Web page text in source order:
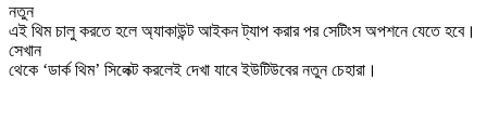
নতুন
এই থিম চালু করতে হলে অ্যাকাউন্ট আইকন ট্যাপ করার পর সেটিংস অপশনে যেতে হবে।
সেখান
থেকে ‘ডার্ক থিম’ সিলেক্ট করলেই দেখা যাবে ইউটিউবের নতুন চেহারা।